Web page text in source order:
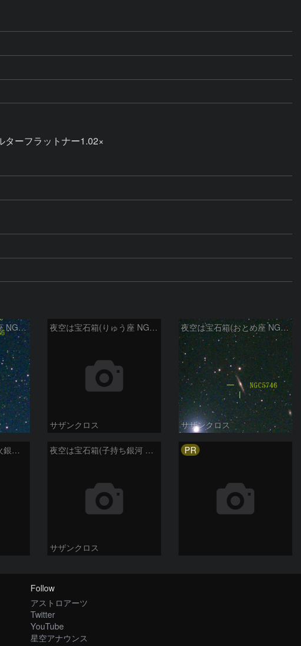
ターフラットナー1.02×
夜空は宝石箱(おとめ座 NGC5566) Seestar50 夜空は宝石箱(りゅう座 NGC6503) Seestar50
サザンクロス
夜空は宝石箱(おとめ座 NGC5746) Seestar50
サザンクロス
夜空は宝石箱(回転花火銀河 M101) Seestar50 夜空は宝石箱(子持ち銀河 M51) Seestar50
サザンクロス
PR
Follow
アストロアーツ
Twitter
YouTube
星空アナウンス